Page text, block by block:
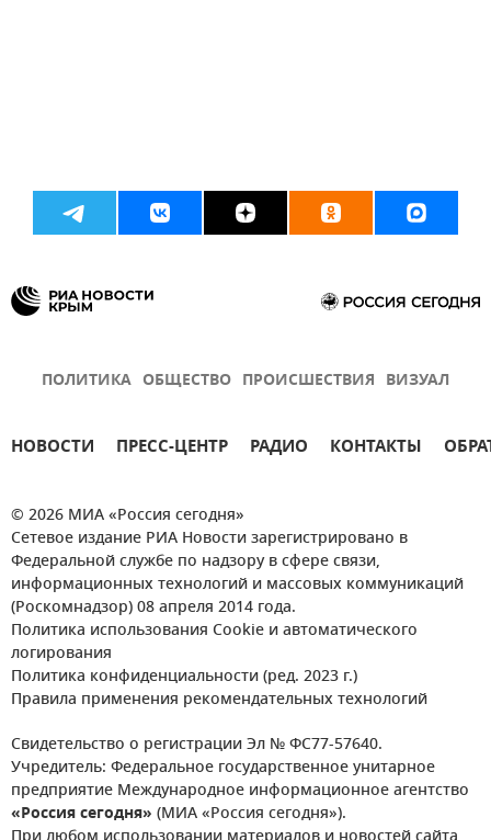
ПОЛИТИКА ОБЩЕСТВО ПРОИСШЕСТВИЯ ВИЗУАЛ
НОВОСТИ ПРЕСС-ЦЕНТР РАДИО КОНТАКТЫ
© 2026 МИА «Россия сегодня»
Сетевое издание РИА Новости зарегистрировано в
Федеральной службе по надзору в сфере связи,
информационных технологий и массовых коммуникаций
(Роскомнадзор) 08 апреля 2014 года.
Политика использования Cookie и автоматического
логирования
Политика конфиденциальности (ред. 2023 г.)
Правила применения рекомендательных технологий
Свидетельство о регистрации Эл № ФС77-57640.
Учредитель: Федеральное государственное унитарное
предприятие Международное информационное агентство
«Россия сегодня» (МИА «Россия сегодня»).